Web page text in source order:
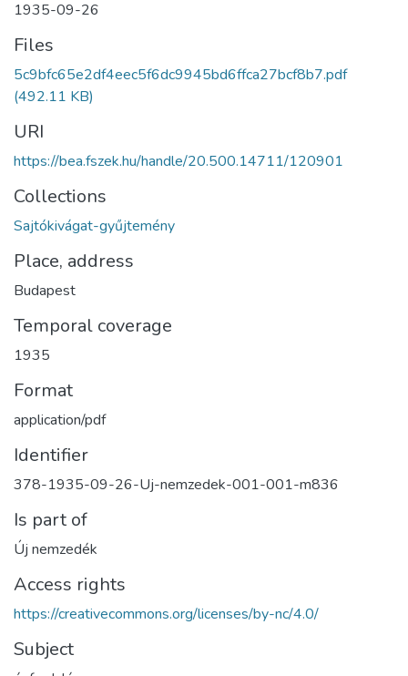
1935-09-26
Files
5c9bfc65e2df4eec5f6dc9945bd6ffca27bcf8b7.pdf
(492.11 KB)
URI
https://bea.fszek.hu/handle/20.500.14711/120901
Collections
Sajtókivágat-gyűjtemény
Place, address
Budapest
Temporal coverage
1935
Format
application/pdf
Identifier
378-1935-09-26-Uj-nemzedek-001-001-m836
Is part of
Új nemzedék
Access rights
https://creativecommons.org/licenses/by-nc/4.0/
Subject